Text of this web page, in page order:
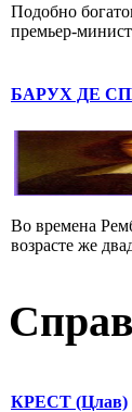
Подобно
премьер-
БАРУХ ДЕ
Во времена
возрасте же
КРЕСТ (Цлав)